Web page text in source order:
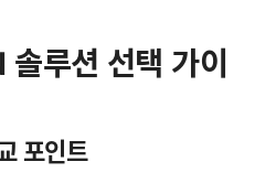
루션 선택 가이
포인트